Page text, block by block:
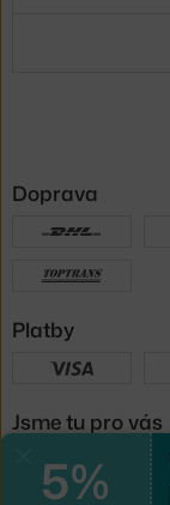
5%
Doprava
Platby
Jsme tu pro vás